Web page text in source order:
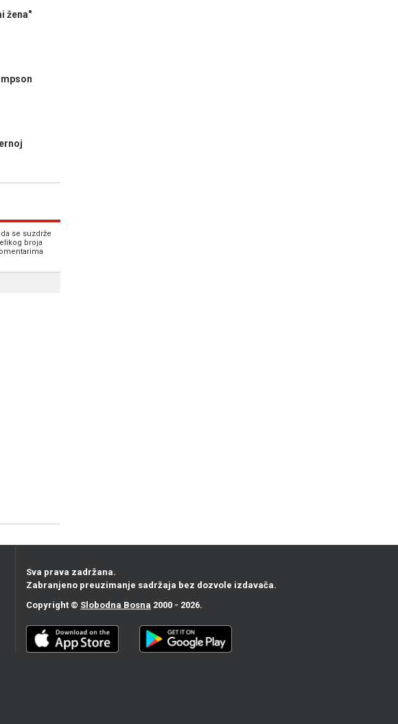
žena"
se suzdrže
broja
Sva prava zadržana.
Zabranjeno preuzimanje sadržaja bez dozvole izdavača.
Copyright © Slobodna Bosna 2000 - 2026.